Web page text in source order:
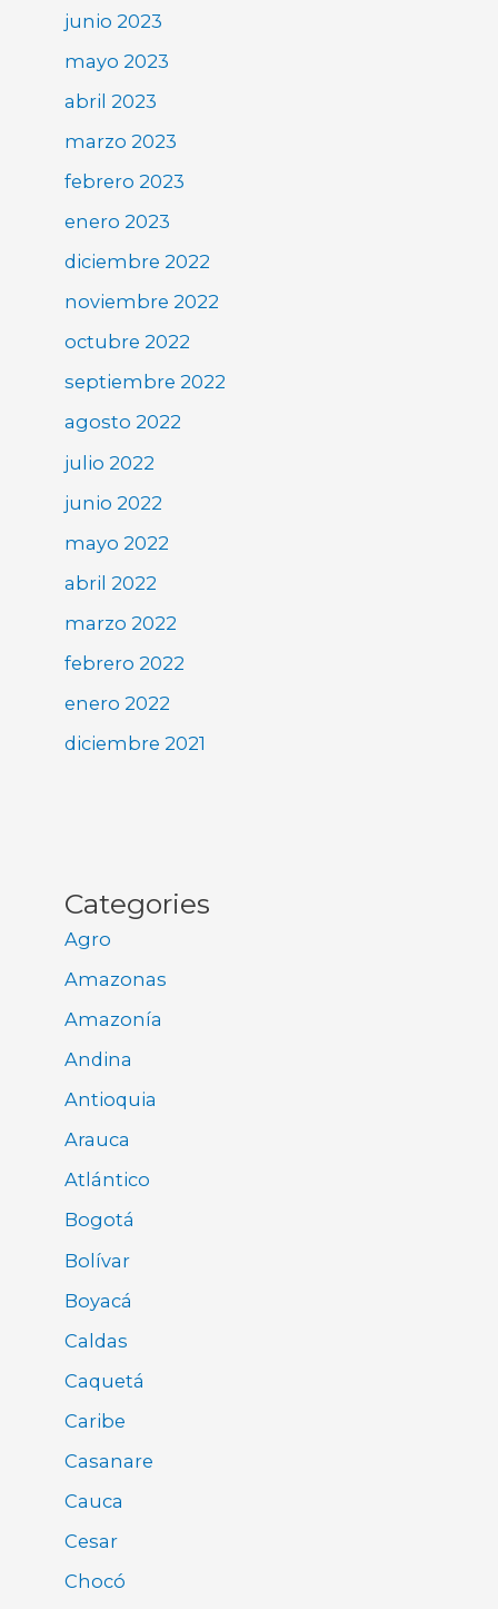
junio 2023
mayo 2023
abril 2023
marzo 2023
febrero 2023
enero 2023
diciembre 2022
noviembre 2022
octubre 2022
septiembre 2022
agosto 2022
julio 2022
junio 2022
mayo 2022
abril 2022
marzo 2022
febrero 2022
enero 2022
diciembre 2021
Categories
Agro
Amazonas
Amazonía
Andina
Antioquia
Arauca
Atlántico
Bogotá
Bolívar
Boyacá
Caldas
Caquetá
Caribe
Casanare
Cauca
Cesar
Chocó